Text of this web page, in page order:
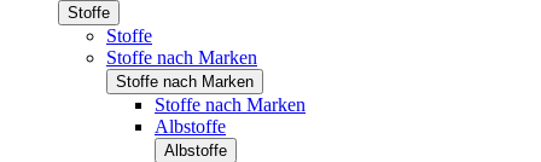
Stoffe
Stoffe
Stoffe nach Marken
Stoffe nach Marken
Stoffe nach Marken
Albstoffe
Albstoffe